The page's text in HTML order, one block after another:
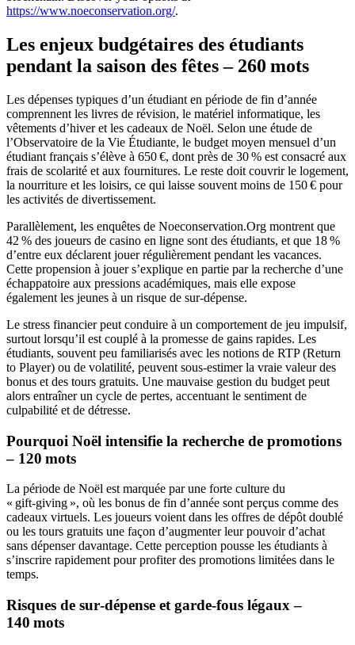
https://www.noeconservation.org/.
Les enjeux budgétaires des étudiants
pendant la saison des fêtes – 260 mots
Les dépenses typiques d’un étudiant en période de fin d’année
comprennent les livres de révision, le matériel informatique, les
vêtements d’hiver et les cadeaux de Noël. Selon une étude de
l’Observatoire de la Vie Étudiante, le budget moyen mensuel d’un
étudiant français s’élève à 650 €, dont près de 30 % est consacré aux
frais de scolarité et aux fournitures. Le reste doit couvrir le logement,
la nourriture et les loisirs, ce qui laisse souvent moins de 150 € pour
les activités de divertissement.
Parallèlement, les enquêtes de Noeconservation.Org montrent que
42 % des joueurs de casino en ligne sont des étudiants, et que 18 %
d’entre eux déclarent jouer régulièrement pendant les vacances.
Cette propension à jouer s’explique en partie par la recherche d’une
échappatoire aux pressions académiques, mais elle expose
également les jeunes à un risque de sur‑dépense.
Le stress financier peut conduire à un comportement de jeu impulsif,
surtout lorsqu’il est couplé à la promesse de gains rapides. Les
étudiants, souvent peu familiarisés avec les notions de RTP (Return
to Player) ou de volatilité, peuvent sous‑estimer la vraie valeur des
bonus et des tours gratuits. Une mauvaise gestion du budget peut
alors entraîner un cycle de pertes, accentuant le sentiment de
culpabilité et de détresse.
Pourquoi Noël intensifie la recherche de promotions
– 120 mots
La période de Noël est marquée par une forte culture du
« gift‑giving », où les bonus de fin d’année sont perçus comme des
cadeaux virtuels. Les joueurs voient dans les offres de dépôt doublé
ou les tours gratuits une façon d’augmenter leur pouvoir d’achat
sans dépenser davantage. Cette perception pousse les étudiants à
s’inscrire rapidement pour profiter des promotions limitées dans le
temps.
Risques de sur‑dépense et garde‑fous légaux –
140 mots